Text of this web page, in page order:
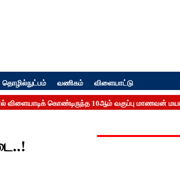
தொழில்நுட்பம் வணிகம் விளையாட்டு